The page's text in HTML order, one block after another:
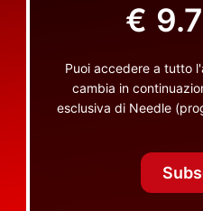
€ 9.7
Puoi accedere a tutto
cambia in
esclusiva di Needle
TV non visibili da